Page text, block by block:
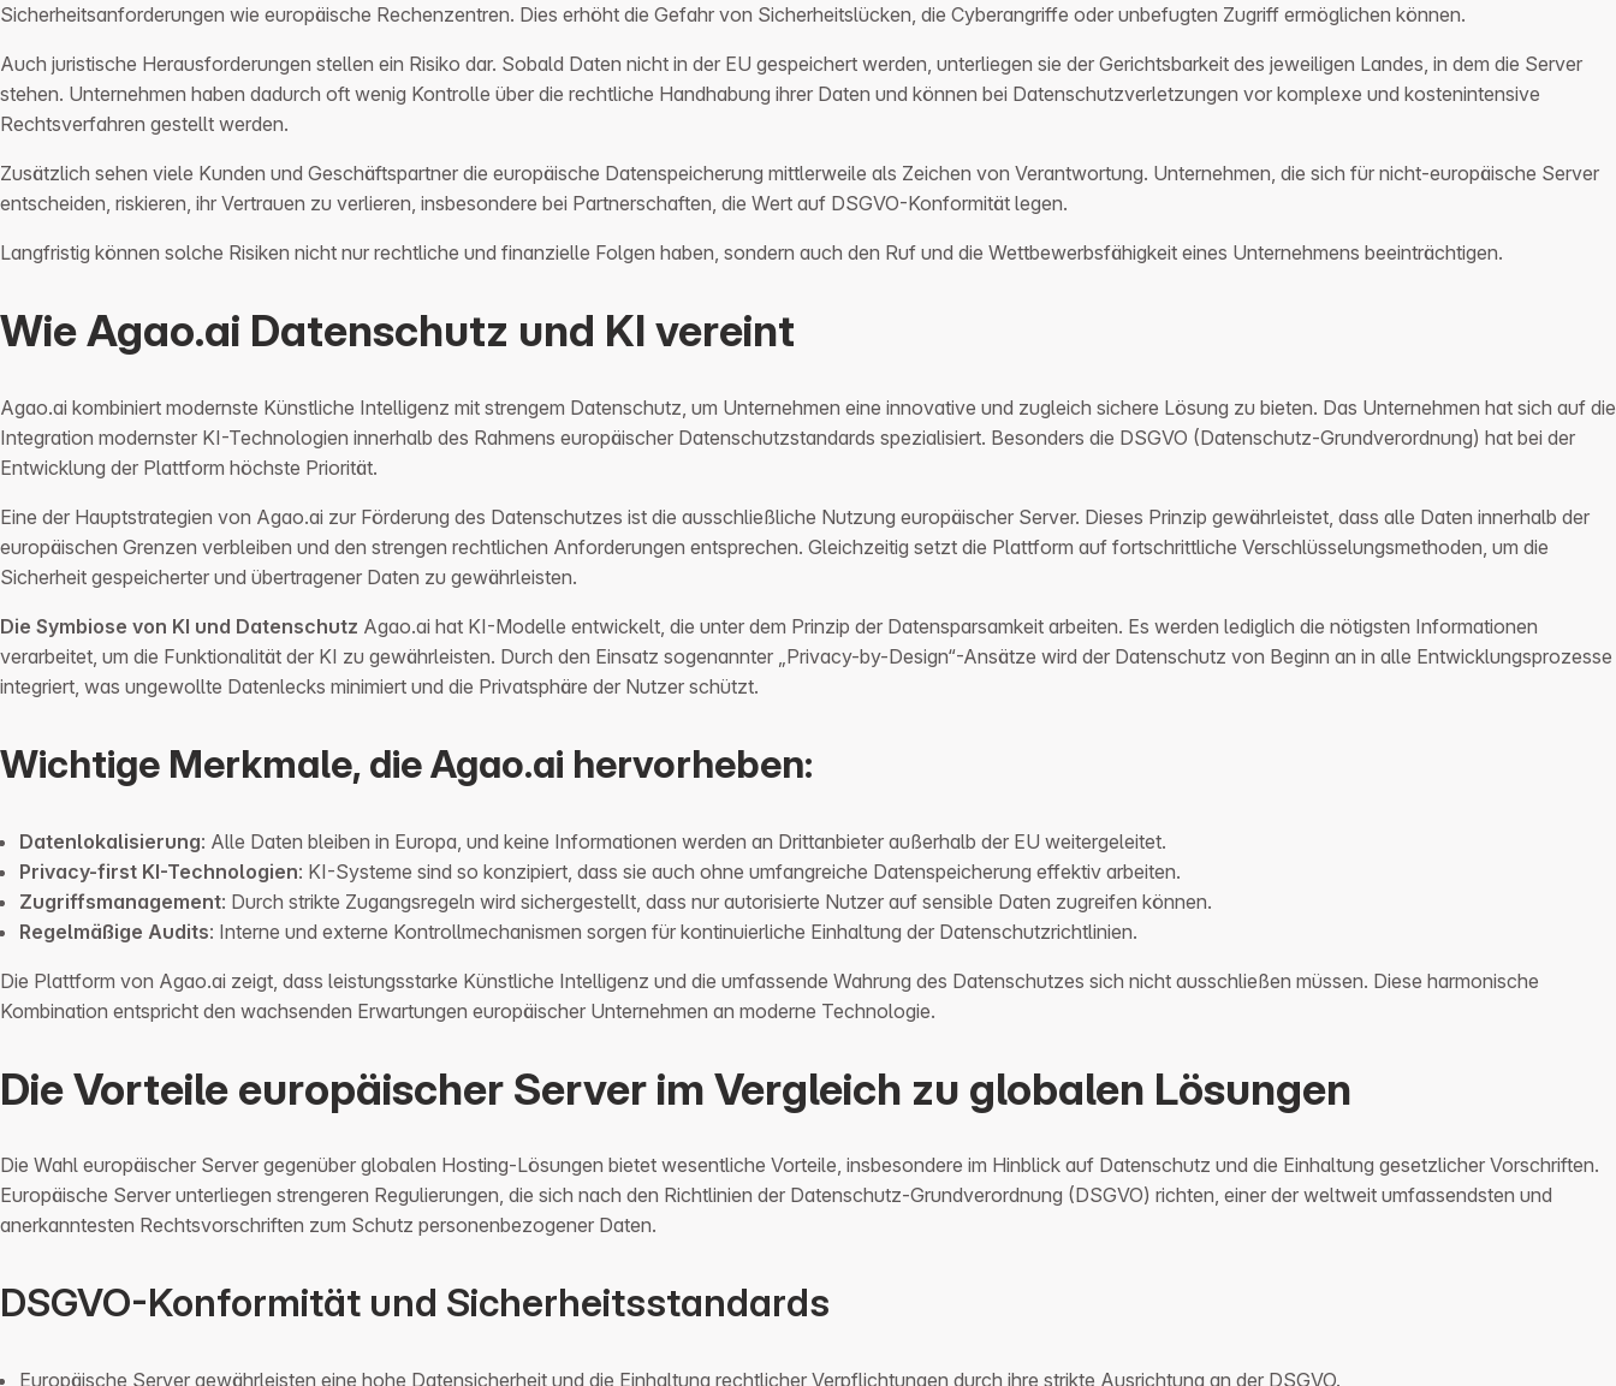
Sicherheitsanforderungen wie europäische Rechenzentren. Dies erhöht die Gefahr von Sicherheitslücken, die Cyberangriffe oder unbefugten Zugriff ermöglichen können.
Auch juristische Herausforderungen stellen ein Risiko dar. Sobald Daten nicht in der EU gespeichert werden, unterliegen sie der Gerichtsbarkeit des jeweiligen Landes, in dem die Server
stehen. Unternehmen haben dadurch oft wenig Kontrolle über die rechtliche Handhabung ihrer Daten und können bei Datenschutzverletzungen vor komplexe und kostenintensive
Rechtsverfahren gestellt werden.
Zusätzlich sehen viele Kunden und Geschäftspartner die europäische Datenspeicherung mittlerweile als Zeichen von Verantwortung. Unternehmen, die sich für nicht-europäische Server
entscheiden, riskieren, ihr Vertrauen zu verlieren, insbesondere bei Partnerschaften, die Wert auf DSGVO-Konformität legen.
Langfristig können solche Risiken nicht nur rechtliche und finanzielle Folgen haben, sondern auch den Ruf und die Wettbewerbsfähigkeit eines Unternehmens beeinträchtigen.
Wie Agao.ai Datenschutz und KI vereint
Agao.ai kombiniert modernste Künstliche Intelligenz mit strengem Datenschutz, um Unternehmen eine innovative und zugleich sichere Lösung zu bieten. Das Unternehmen hat sich auf die
Integration modernster KI-Technologien innerhalb des Rahmens europäischer Datenschutzstandards spezialisiert. Besonders die DSGVO (Datenschutz-Grundverordnung) hat bei der
Entwicklung der Plattform höchste Priorität.
Eine der Hauptstrategien von Agao.ai zur Förderung des Datenschutzes ist die ausschließliche Nutzung europäischer Server. Dieses Prinzip gewährleistet, dass alle Daten innerhalb der
europäischen Grenzen verbleiben und den strengen rechtlichen Anforderungen entsprechen. Gleichzeitig setzt die Plattform auf fortschrittliche Verschlüsselungsmethoden, um die
Sicherheit gespeicherter und übertragener Daten zu gewährleisten.
Die Symbiose von KI und Datenschutz Agao.ai hat KI-Modelle entwickelt, die unter dem Prinzip der Datensparsamkeit arbeiten. Es werden lediglich die nötigsten Informationen
verarbeitet, um die Funktionalität der KI zu gewährleisten. Durch den Einsatz sogenannter „Privacy-by-Design“-Ansätze wird der Datenschutz von Beginn an in alle Entwicklungsprozesse
integriert, was ungewollte Datenlecks minimiert und die Privatsphäre der Nutzer schützt.
Wichtige Merkmale, die Agao.ai hervorheben:
Datenlokalisierung: Alle Daten bleiben in Europa, und keine Informationen werden an Drittanbieter außerhalb der EU weitergeleitet.
Privacy-first KI-Technologien: KI-Systeme sind so konzipiert, dass sie auch ohne umfangreiche Datenspeicherung effektiv arbeiten.
Zugriffsmanagement: Durch strikte Zugangsregeln wird sichergestellt, dass nur autorisierte Nutzer auf sensible Daten zugreifen können.
Regelmäßige Audits: Interne und externe Kontrollmechanismen sorgen für kontinuierliche Einhaltung der Datenschutzrichtlinien.
Die Plattform von Agao.ai zeigt, dass leistungsstarke Künstliche Intelligenz und die umfassende Wahrung des Datenschutzes sich nicht ausschließen müssen. Diese harmonische
Kombination entspricht den wachsenden Erwartungen europäischer Unternehmen an moderne Technologie.
Die Vorteile europäischer Server im Vergleich zu globalen Lösungen
Die Wahl europäischer Server gegenüber globalen Hosting-Lösungen bietet wesentliche Vorteile, insbesondere im Hinblick auf Datenschutz und die Einhaltung gesetzlicher Vorschriften.
Europäische Server unterliegen strengeren Regulierungen, die sich nach den Richtlinien der Datenschutz-Grundverordnung (DSGVO) richten, einer der weltweit umfassendsten und
anerkanntesten Rechtsvorschriften zum Schutz personenbezogener Daten.
DSGVO-Konformität und Sicherheitsstandards
Europäische Server gewährleisten eine hohe Datensicherheit und die Einhaltung rechtlicher Verpflichtungen durch ihre strikte Ausrichtung an der DSGVO.